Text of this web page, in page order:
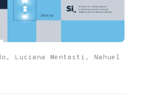
Luciana Mentasti, Nahuel